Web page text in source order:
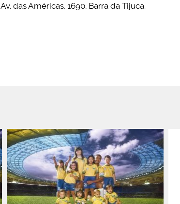
das Américas, 1690, Barra da Tijuca.